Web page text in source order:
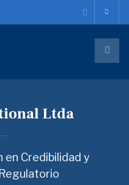
Ltda
en Credibilidad y